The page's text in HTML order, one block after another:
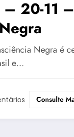
– 20-11
Negra é
e…
Consulte